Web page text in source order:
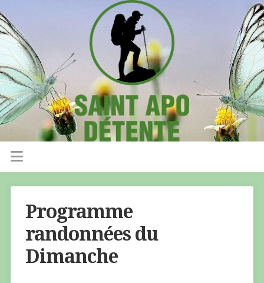
Programme
randonnées du
Dimanche